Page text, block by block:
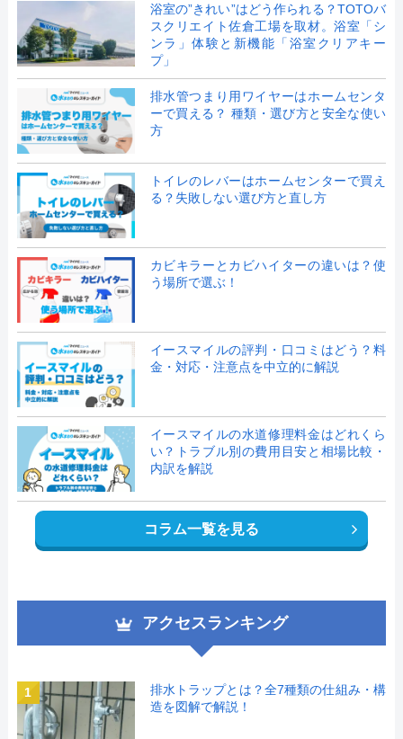
浴室の”きれい”はどう作られる？TOTOバ
スクリエイト佐倉工場を取材。浴室「シ
ンラ」体験と新機能「浴室クリアキー
プ」
排水管つまり用ワイヤーはホームセンタ
ーで買える？ 種類・選び方と安全な使い
方
トイレのレバーはホームセンターで買え
る？失敗しない選び方と直し方
カビキラーとカビハイターの違いは？使
う場所で選ぶ！
イースマイルの評判・口コミはどう？料
金・対応・注意点を中立的に解説
イースマイルの水道修理料金はどれくら
い？トラブル別の費用目安と相場比較・
内訳を解説
コラム一覧を見る
アクセスランキング
1
排水トラップとは？全7種類の仕組み・構
造を図解で解説！